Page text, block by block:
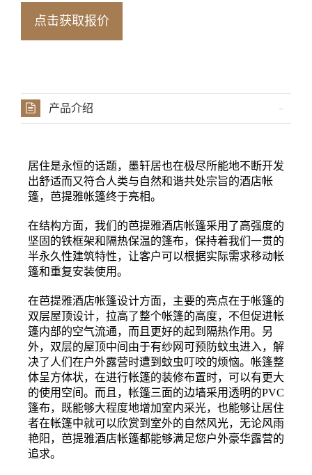
点击获取报价
产品介绍
居住是永恒的话题，墨轩居也在极尽所能地不断开发
出舒适而又符合人类与自然和谐共处宗旨的酒店帐
篷，芭提雅帐篷终于亮相。
在结构方面，我们的芭提雅酒店帐篷采用了高强度的
坚固的铁框架和隔热保温的篷布，保持着我们一贯的
半永久性建筑特性，让客户可以根据实际需求移动帐
篷和重复安装使用。
在芭提雅酒店帐篷设计方面，主要的亮点在于帐篷的
双层屋顶设计，拉高了整个帐篷的高度，不但促进帐
篷内部的空气流通，而且更好的起到隔热作用。另
外，双层的屋顶中间由于有纱网可预防蚊虫进入，解
决了人们在户外露营时遭到蚊虫叮咬的烦恼。帐篷整
体呈方体状，在进行帐篷的装修布置时，可以有更大
的使用空间。而且，帐篷三面的边墙采用透明的PVC
篷布，既能够大程度地增加室内采光，也能够让居住
者在帐篷中就可以欣赏到室外的自然风光，无论风雨
艳阳，芭提雅酒店帐篷都能够满足您户外豪华露营的
追求。